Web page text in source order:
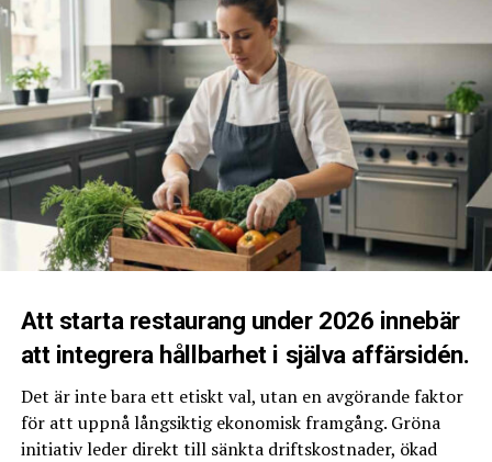
7. Områdets Rykte : Ett områdes rykte kan påverka typen
av kunder du får. Ett trendigt eller uppåt kommande
område kan locka en annan typ av kundkrets än en mer
etablerad del av staden.
8. Långsiktiga Planer:Se om det finns några framtida
utvecklingsplaner i området som kan påverka din
verksamhet, positivt eller negativt.
9. Testa Marknaden: Om möjligt, pröva konceptet i
området genom pop-up evenemang eller tillfälliga
målgruppen.
10. Lokal Marknadsanalys: Utför en SWOT-analys
(Strengths, Weaknesses, Opportunities, Threats) för att
bättre förstå det potentiella läget i relation till din
affärsmodell.
Att starta restaurang under 2026 innebär
att integrera hållbarhet i själva affärsidén.
Det är inte bara ett etiskt val, utan en avgörande faktor
för att uppnå långsiktig ekonomisk framgång. Gröna
initiativ leder direkt till sänkta driftskostnader, ökad